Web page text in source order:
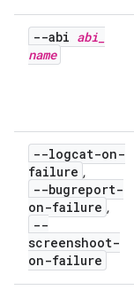
--abi abi
name
--logcat-on-
failure ,
--bugreport-
on-failure ,
--
screenshoot-
on-failure